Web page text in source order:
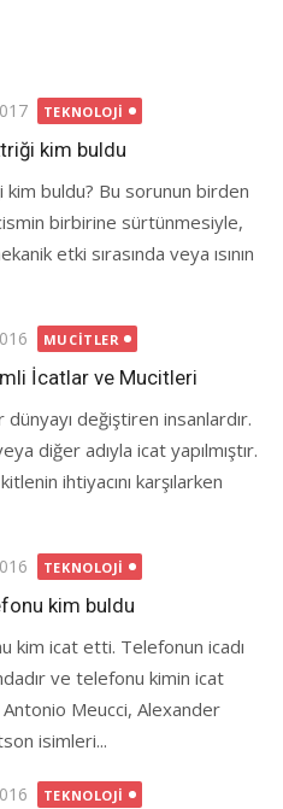
TEKNOLOJI
kim buldu
kim buldu? Bu sorunun birden
birbirine sürtünmesiyle,
etki sırasında veya ısının
MUCITLER
İcatlar ve Mucitleri
dünyayı değiştiren insanlardır.
diğer adıyla icat yapılmıştır.
ihtiyacını karşılarken
TEKNOLOJI
kim buldu
kim icat etti. Telefonun icadı
ve telefonu kimin icat
Meucci, Alexander
isimleri...
TEKNOLOJI